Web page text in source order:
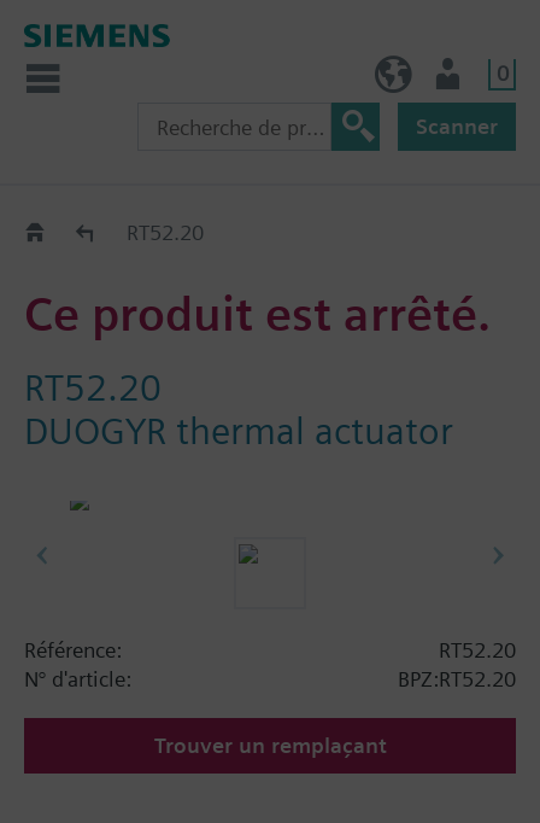
0
Scanner
Old2NewRT52.20
Ce produit est arrêté.
RT52.20
DUOGYR thermal actuator
Référence:
RT52.20
N° d'article:
BPZ:RT52.20
Trouver un remplaçant